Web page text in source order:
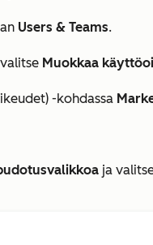
Users & Teams.
Muokkaa
) -kohdassa
ja